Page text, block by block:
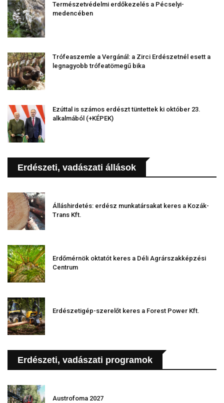
Természetvédelmi erdőkezelés a Pécselyi-
medencében
Trófeaszemle a Vergánál: a Zirci Erdészetnél esett a
legnagyobb trófeatömegű bika
Ezúttal is számos erdészt tüntettek ki október 23.
alkalmából (+KÉPEK)
Erdészeti, vadászati állások
Álláshirdetés: erdész munkatársakat keres a Kozák-
Trans Kft.
Erdőmérnök oktatót keres a Déli Agrárszakképzési
Centrum
Erdészetigép-szerelőt keres a Forest Power Kft.
Erdészeti, vadászati programok
Austrofoma 2027